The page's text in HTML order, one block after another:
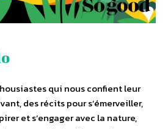
qui nous confient leur
des récits pour s’émerveiller,
et s’engager avec la nature,